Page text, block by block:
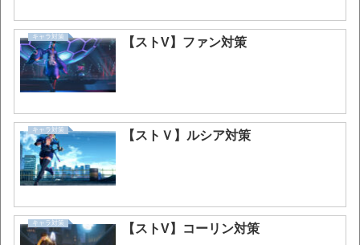
キャラ対策 【ストV】ファン対策
キャラ対策 【ストＶ】ルシア対策
キャラ対策 【ストV】コーリン対策